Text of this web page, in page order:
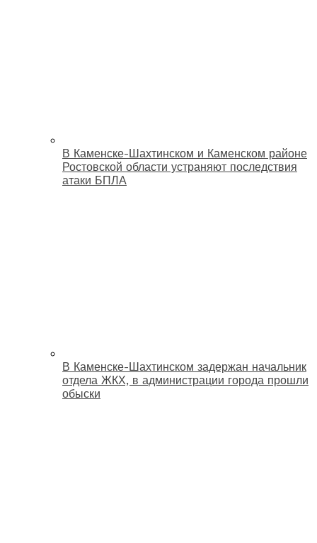
В Каменске-Шахтинском и Каменском районе
Ростовской области устраняют последствия
атаки БПЛА
В Каменске-Шахтинском задержан начальник
отдела ЖКХ, в администрации города прошли
обыски